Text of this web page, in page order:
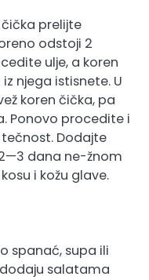
čička prelijte
odstoji 2
ulje, a koren
njega istisnete. U
koren čička, pa
Ponovo procedite i
Dodajte
dana ne-žnom
i kožu glave.
spanać, supa ili
salatama